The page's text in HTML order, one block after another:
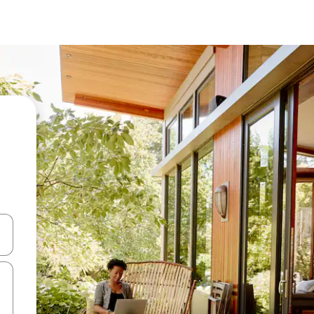
ನ್ಯಾವಿಗೇಟ್ ಮಾಡಿ ಅಥವಾ ಸ್ಪರ್ಶ ಅಥವಾ ಸ್ವೈಪ್ ಗೆಸ್ಚರ್‌ಗಳ ಮೂಲಕ ಅನ್ವೇಷಿಸಿ.